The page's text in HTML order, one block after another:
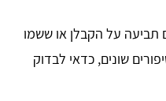
על הקבלן או ששמו
שונים, כדאי לבדוק